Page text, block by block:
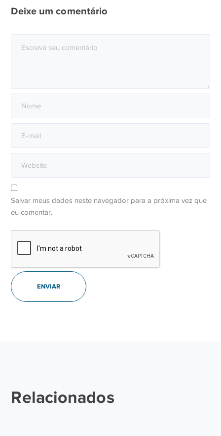
Deixe um comentário
Salvar meus dados neste navegador para a próxima vez que
eu comentar.
Relacionados